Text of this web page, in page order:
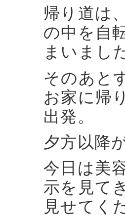
帰り道は
の中を自
まいまし
そのあと
お家に帰
出発。
夕方以降
今日は美
示を見て
見せてく